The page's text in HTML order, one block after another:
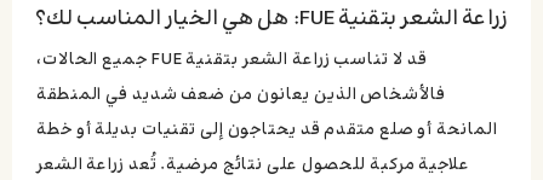
زراعة الشعر بتقنية FUE: هل هي الخيار المناسب لك؟
قد لا تناسب زراعة الشعر بتقنية FUE جميع الحالات،
فالأشخاص الذين يعانون من ضعف شديد في المنطقة
المانحة أو صلع متقدم قد يحتاجون إلى تقنيات بديلة أو خطة
علاجية مركبة للحصول على نتائج مرضية. تُعد زراعة الشعر